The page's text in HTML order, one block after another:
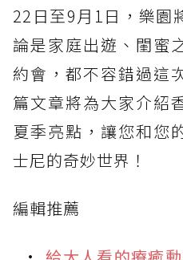
22日至9月1日，樂園
論是家庭出遊、閨蜜
約會，都不容錯過這
篇文章將為大家介紹
夏季亮點，讓您和您
士尼的奇妙世界！
編輯推薦